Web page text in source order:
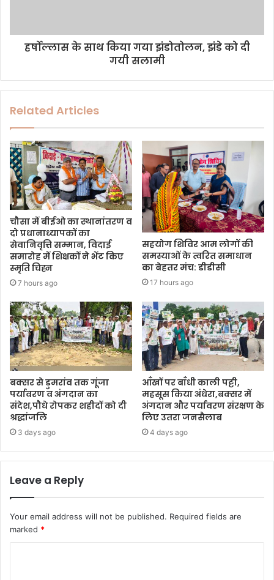
हर्षोल्लास के साथ किया गया झंडोतोलन, झंडे को दी
गयी सलामी
Related Articles
चौसा में बीईओ का स्थानांतरण व
दो प्रधानाध्यापकों का
सेवानिवृत्ति सम्मान, विदाई
समारोह में शिक्षकों ने भेंट किए
स्मृति चिह्न
7 hours ago
सहयोग शिविर आम लोगों की
समस्याओं के त्वरित समाधान
का बेहतर मंच: डीडीसी
17 hours ago
बक्सर से डुमरांव तक गूंजा
पर्यावरण व अंगदान का
संदेश,पौधे रोपकर शहीदों को दी
श्रद्धांजलि
3 days ago
आँखों पर बाँधी काली पट्टी,
महसूस किया अंधेरा,बक्सर में
अंगदान और पर्यावरण संरक्षण के
लिए उतरा जनसैलाब
4 days ago
Leave a Reply
Your email address will not be published. Required fields are
marked *